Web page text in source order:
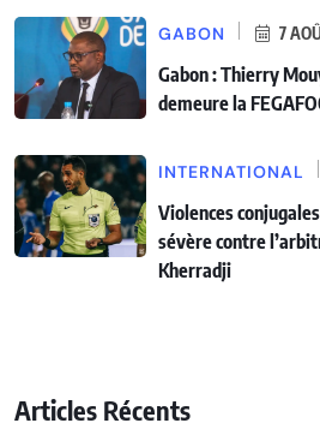
GABON 7
Gabon : Thierry
demeure la
INTERNATIONAL
Violences
sévère contre
Kherradji
Articles Récents